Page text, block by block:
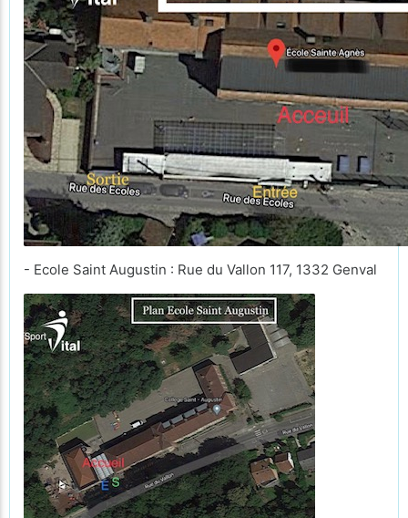
- Ecole Saint Augustin : Rue du Vallon 117, 1332 Genval